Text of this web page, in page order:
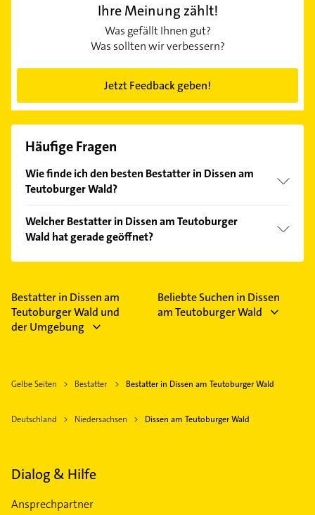
Ihre Meinung zählt!
Was gefällt Ihnen gut?
Was sollten wir verbessern?
Jetzt Feedback geben!
Häufige Fragen
Wie finde ich den besten Bestatter in Dissen am
Teutoburger Wald?
Kundenmeinungen und profitieren Sie von den
Empfehlungen. Die Suchergebnisse können Sie sich
einfach nachBewertungensortiert anzeigen lassen.
Welcher Bestatter in Dissen am Teutoburger
Wald hat gerade geöffnet?
Im Anbieter-Bereich finden Sie alleÖffnungszeiten.
Feiertagen abweichen können.
Bestatter in Dissen am
Teutoburger Wald und
der Umgebung
Beliebte Suchen in Dissen
am Teutoburger Wald
Gelbe Seiten Bestatter Bestatter in Dissen am Teutoburger Wald
Deutschland Niedersachsen Dissen am Teutoburger Wald
Dialog & Hilfe
Ansprechpartner